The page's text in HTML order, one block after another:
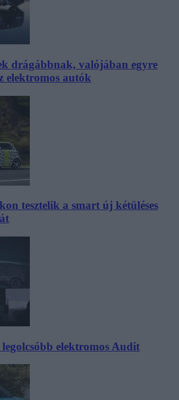
drágábbnak, valójában egyre
elektromos autók
tesztelik a smart új kétüléses
elektromos Audit